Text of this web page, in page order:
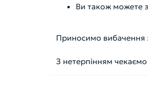
Ви також можете
Приносимо вибачення
З нетерпінням чекаємо